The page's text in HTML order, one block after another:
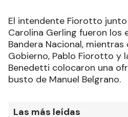
El intendente Fiorotto
Carolina Gerling fueron los
Bandera Nacional,
Gobierno, Pablo Fiorotto y
Benedetti colocaron una
busto de Manuel Belgrano.
Las más leídas